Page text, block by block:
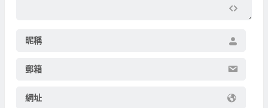
昵稱
郵箱
網址